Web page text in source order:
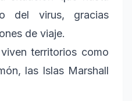
del virus, gracias
de viaje.
territorios como
las Islas Marshall